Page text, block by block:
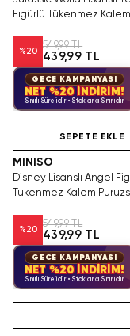
Figürlü Tükenmez Kalem
%20
549,99 TL
439,99 TL
GECE KAMPANYASI
NET %20 İNDİRİM!
Sınırlı Sürelidir • Stoklarla Sınırlıdır
SEPETE EKLE
MINISO
Disney Lisanslı Angel
Tükenmez Kalem
%20
549,99 TL
439,99 TL
GECE KAMPANYASI
NET %20 İNDİRİM!
Sınırlı Sürelidir • Stoklarla Sınırlıdır